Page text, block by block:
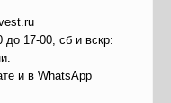
до 17-00, сб и вскр:
и в WhatsApp